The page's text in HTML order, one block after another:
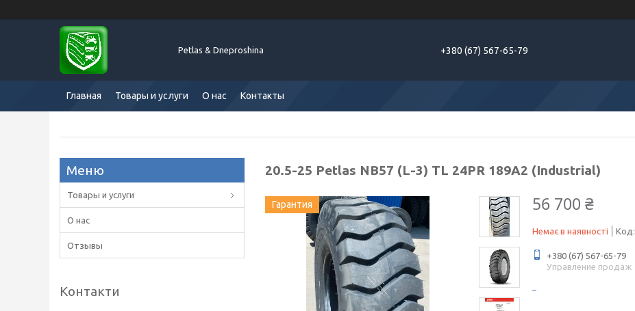
Petlas & Dneproshina +380 (67) 567-65-79
Главная Товары и услуги О нас Контакты
20.5-25 Petlas NB57 (L-3) TL 24PR 189A2 (Industrial)
Гарантия 56 700 ₴
Немає в наявності Код:
+380 (67) 567-65-79
Управление продаж
Товары и услуги
О нас
Отзывы
Контакти